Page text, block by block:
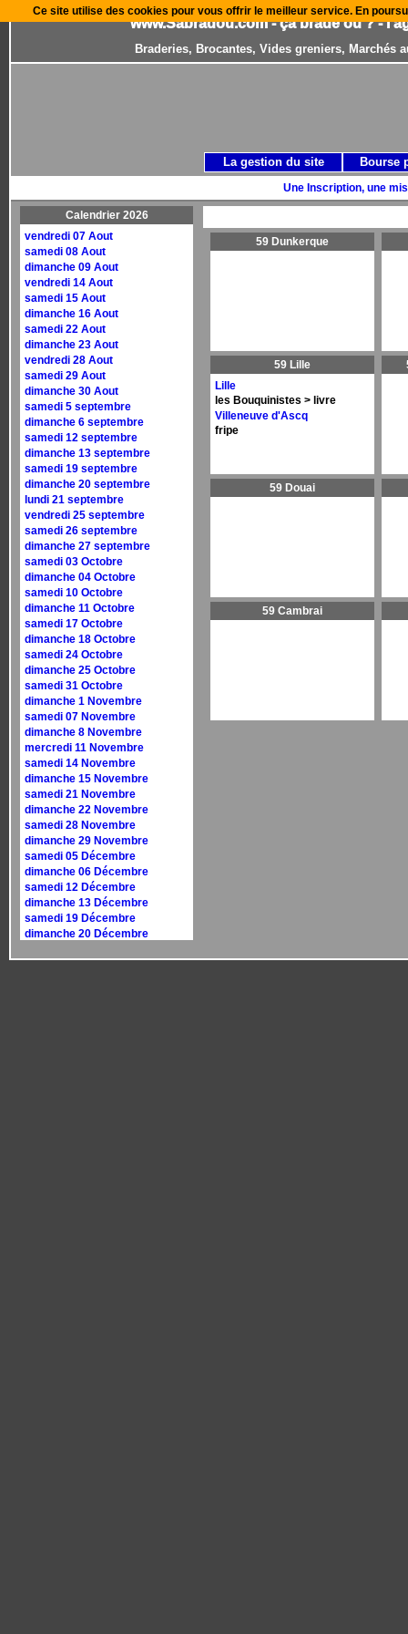
www.Sabradou.com - ça brade où ? -
Braderies, Brocantes, Vides greniers, Marchés
Une Inscription, une
Calendrier 2026
vendredi 07 Aout
samedi 08 Aout
dimanche 09 Aout
vendredi 14 Aout
samedi 15 Aout
dimanche 16 Aout
samedi 22 Aout
dimanche 23 Aout
vendredi 28 Aout
samedi 29 Aout
dimanche 30 Aout
samedi 5 septembre
dimanche 6 septembre
samedi 12 septembre
dimanche 13 septembre
samedi 19 septembre
dimanche 20 septembre
lundi 21 septembre
vendredi 25 septembre
samedi 26 septembre
dimanche 27 septembre
samedi 03 Octobre
dimanche 04 Octobre
samedi 10 Octobre
dimanche 11 Octobre
samedi 17 Octobre
dimanche 18 Octobre
samedi 24 Octobre
dimanche 25 Octobre
samedi 31 Octobre
dimanche 1 Novembre
samedi 07 Novembre
dimanche 8 Novembre
mercredi 11 Novembre
samedi 14 Novembre
dimanche 15 Novembre
samedi 21 Novembre
dimanche 22 Novembre
samedi 28 Novembre
dimanche 29 Novembre
samedi 05 Décembre
dimanche 06 Décembre
samedi 12 Décembre
dimanche 13 Décembre
samedi 19 Décembre
dimanche 20 Décembre
59 Dunkerque
59 Lille
Lille
les Bouquinistes > livre
Villeneuve d'Ascq
fripe
59 Douai
59 Cambrai
La gestion du site Bourse
Ce site utilise des cookies pour vous offrir le meilleur service. En